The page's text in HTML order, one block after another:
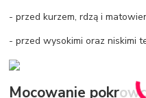
- przed kurzem, rdzą i
- przed wysokimi oraz niskimi
Mocowanie